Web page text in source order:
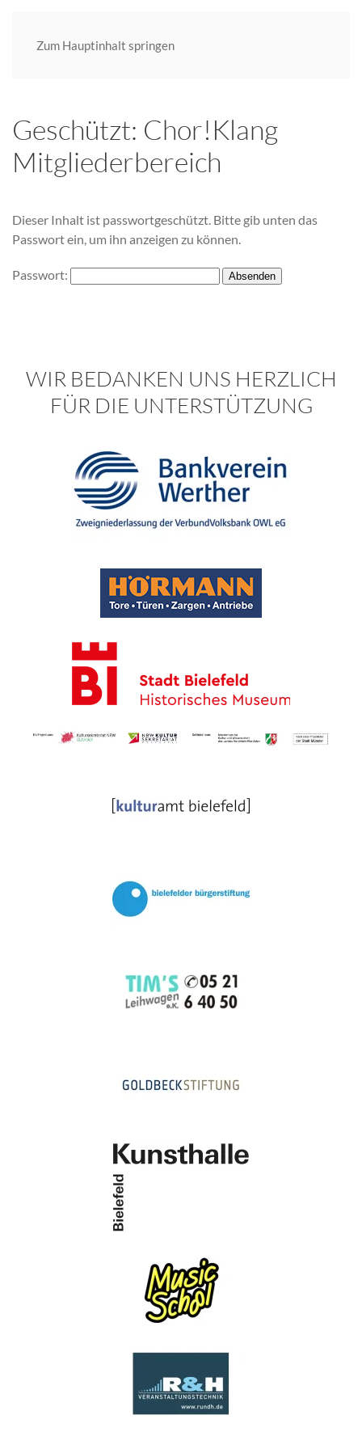
Zum Hauptinhalt springen
Geschützt: Chor!Klang
Mitgliederbereich
Dieser Inhalt ist passwortgeschützt. Bitte gib unten das
Passwort ein, um ihn anzeigen zu können.
Passwort:
WIR BEDANKEN UNS HERZLICH
FÜR DIE UNTERSTÜTZUNG